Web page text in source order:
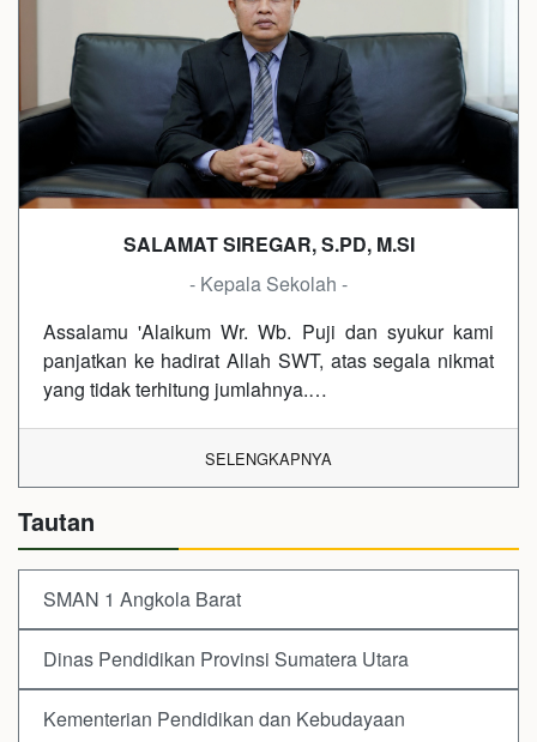
SALAMAT SIREGAR, S.PD, M.SI
- Kepala Sekolah -
Assalamu 'Alaikum Wr. Wb. Puji dan syukur kami
panjatkan ke hadirat Allah SWT, atas segala nikmat
yang tidak terhitung jumlahnya.…
SELENGKAPNYA
Tautan
SMAN 1 Angkola Barat
Dinas Pendidikan Provinsi Sumatera Utara
Kementerian Pendidikan dan Kebudayaan